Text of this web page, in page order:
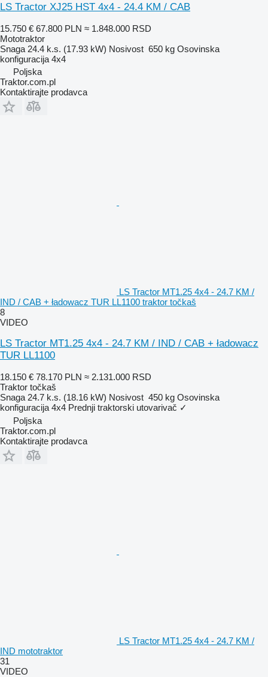
LS Tractor XJ25 HST 4x4 - 24.4 KM / CAB
15.750 € 67.800 PLN ≈ 1.848.000 RSD
Mototraktor
Snaga 24.4 k.s. (17.93 kW) Nosivost 650 kg Osovinska
konfiguracija 4x4
Poljska
Traktor.com.pl
Kontaktirajte prodavca
LS Tractor MT1.25 4x4 - 24.7 KM /
IND / CAB + ładowacz TUR LL1100 traktor točkaš
8
VIDEO
LS Tractor MT1.25 4x4 - 24.7 KM / IND / CAB + ładowacz
TUR LL1100
18.150 € 78.170 PLN ≈ 2.131.000 RSD
Traktor točkaš
Snaga 24.7 k.s. (18.16 kW) Nosivost 450 kg Osovinska
konfiguracija 4x4 Prednji traktorski utovarivač ✓
Poljska
Traktor.com.pl
Kontaktirajte prodavca
LS Tractor MT1.25 4x4 - 24.7 KM /
IND mototraktor
31
VIDEO